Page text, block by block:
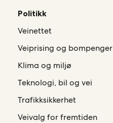
Politikk
Veinettet
Veiprising og bompenger
Klima og miljø
Teknologi, bil og vei
Trafikksikkerhet
Veivalg for fremtiden